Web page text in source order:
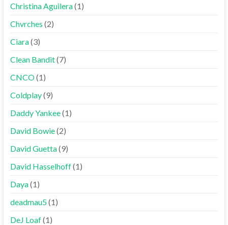
Christina Aguilera(1)
Chvrches (2)
Ciara(3)
Clean Bandit(7)
CNCO(1)
Coldplay(9)
Daddy Yankee(1)
David Bowie(2)
David Guetta(9)
David Hasselhoff(1)
Daya(1)
deadmau5(1)
DeJ Loaf(1)